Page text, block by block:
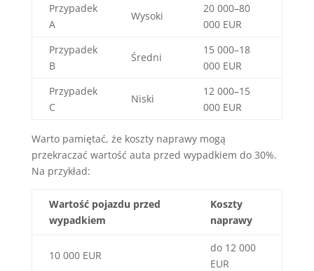
Przypadek
A
Wysoki
20 000–80
000 EUR
Przypadek
B
Średni
15 000–18
000 EUR
Przypadek
C
Niski
12 000–15
000 EUR
Warto pamiętać, że koszty naprawy mogą
przekraczać wartość auta przed wypadkiem do 30%.
Na przykład:
Wartość pojazdu przed
wypadkiem
Koszty
naprawy
10 000 EUR
do 12 000
EUR